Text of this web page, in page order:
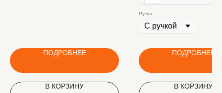
ПОДРОБНЕЕ
В КОРЗИНУ
Ручка
ПОДРОБНЕЕ
В КОРЗИНУ